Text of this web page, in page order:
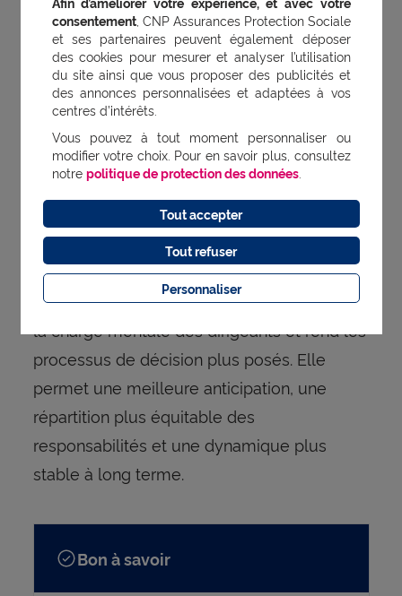
mais en leur donnant les bons outils.
Moins de pression pour les
dirigeants
L’intégration de la santé mentale dans la
gestion RH n’a pas seulement des effets sur
les équipes : elle agit aussi sur la manière
de piloter. En limitant les imprévus, en
réduisant les situations de crise, elle allège
la charge mentale des dirigeants et rend les
processus de décision plus posés. Elle
permet une meilleure anticipation, une
répartition plus équitable des
responsabilités et une dynamique plus
stable à long terme.
Bon à savoir
consentement, CNP Assurances Protection Sociale
et ses partenaires peuvent également déposer
des cookies pour mesurer et analyser l’utilisation
du site ainsi que vous proposer des publicités et
des annonces personnalisées et adaptées à vos
centres d’intérêts.
Vous pouvez à tout moment personnaliser ou
modifier votre choix. Pour en savoir plus, consultez
notre politique de protection des données.
Personnaliser
Tout refuser
Tout accepter